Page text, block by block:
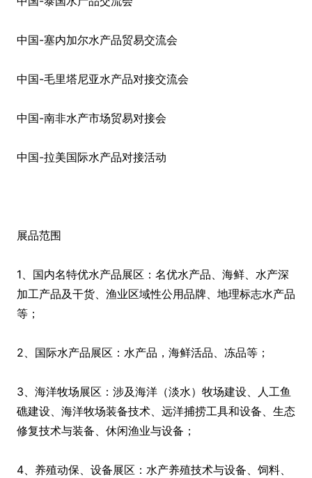
中国-塞内加尔水产品贸易交流会
中国-毛里塔尼亚水产品对接交流会
中国-南非水产市场贸易对接会
中国-拉美国际水产品对接活动
展品范围
1、国内名特优水产品展区：名优水产品、海鲜、水产深
加工产品及干货、渔业区域性公用品牌、地理标志水产品
等；
2、国际水产品展区：水产品，海鲜活品、冻品等；
3、海洋牧场展区：涉及海洋（淡水）牧场建设、人工鱼
礁建设、海洋牧场装备技术、远洋捕捞工具和设备、生态
修复技术与装备、休闲渔业与设备；
4、养殖动保、设备展区：水产养殖技术与设备、饲料、